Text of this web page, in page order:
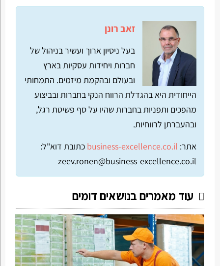
זאב רונן
בעל ניסיון ארוך ועשיר בניהול של
חברות ויחידות עסקיות בארץ
ובעולם ובהקמת מיזמים. התמחותי
הייחודית היא בהגדלת הרווח הנקי בחברות ובביצוע
מהפכים ותפניות בחברות שהיו על סף פשיטת רגל,
ובהעברתן לרווחיות.
אתר: business-excellence.co.il כתובת דוא"ל:
zeev.ronen@business-excellence.co.il
עוד מאמרים בנושאים דומים